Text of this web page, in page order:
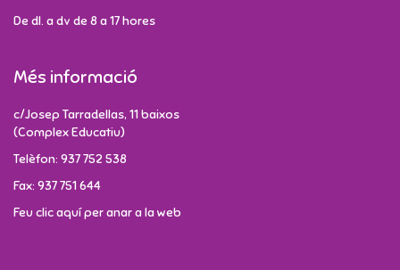
De dl. a dv de 8 a 17 hores
Més informació
c/Josep Tarradellas, 11 baixos
(Complex Educatiu)
Telèfon: 937 752 538
Fax: 937 751 644
Feu clic aquí per anar a la web